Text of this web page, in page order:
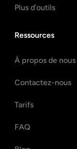
Plus d’outils
Ressources
À propos de nous
Contactez-nous
Tarifs
FAQ